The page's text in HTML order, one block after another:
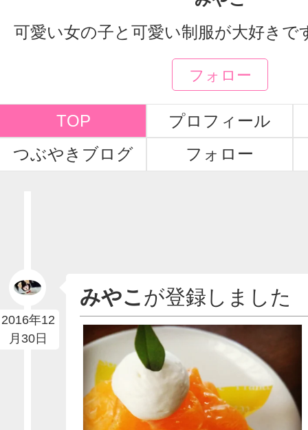
可愛い女の子と可愛い制服が大好きで
フォロー
TOP
プロフィール
つぶやきブログ
フォロー
2016年12
月30日
みやこが登録しました